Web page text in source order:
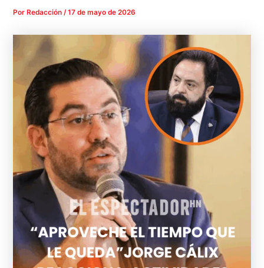
Por Redacción/17 de mayo de 2026